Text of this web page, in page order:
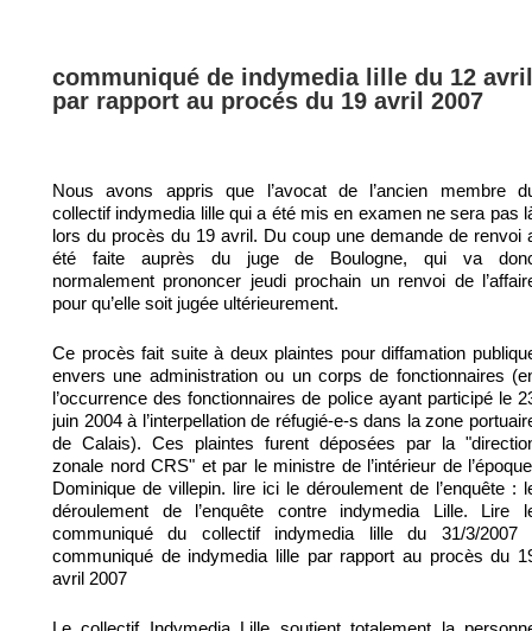
communiqué de indymedia lille du 12 avril
par rapport au procés du 19 avril 2007
Nous avons appris que l’avocat de l’ancien membre
collectif indymedia lille qui a été mis en examen ne sera pas
lors du procès du 19 avril. Du coup une demande de renvoi
été faite auprès du juge de Boulogne, qui va
normalement prononcer jeudi prochain un renvoi de
pour qu’elle soit jugée ultérieurement.
Ce procès fait suite à deux plaintes pour diffamation
envers une administration ou un corps de fonctionnaires
l’occurrence des fonctionnaires de police ayant participé le
juin 2004 à l’interpellation de réfugié-e-s dans la zone
de Calais). Ces plaintes furent déposées par la
zonale nord CRS" et par le ministre de l’intérieur de
Dominique de villepin. lire ici le déroulement de l’enquête :
déroulement de l’enquête contre indymedia Lille. Lire
communiqué du collectif indymedia lille du 31/3/2007
communiqué de indymedia lille par rapport au procès du
avril 2007